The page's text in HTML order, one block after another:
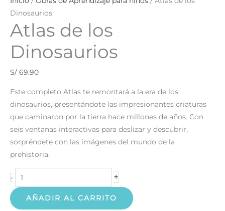
Dinosaurios
Atlas de los
Dinosaurios
S/ 69.90
Este completo Atlas te remontará a la era de los
dinosaurios, presentándote las impresionantes criaturas
que caminaron por la tierra hace millones de años. Con
seis ventanas interactivas para deslizar y descubrir,
sorpréndete con las imágenes del mundo de la
prehistoria.
- +
AÑADIR AL CARRITO